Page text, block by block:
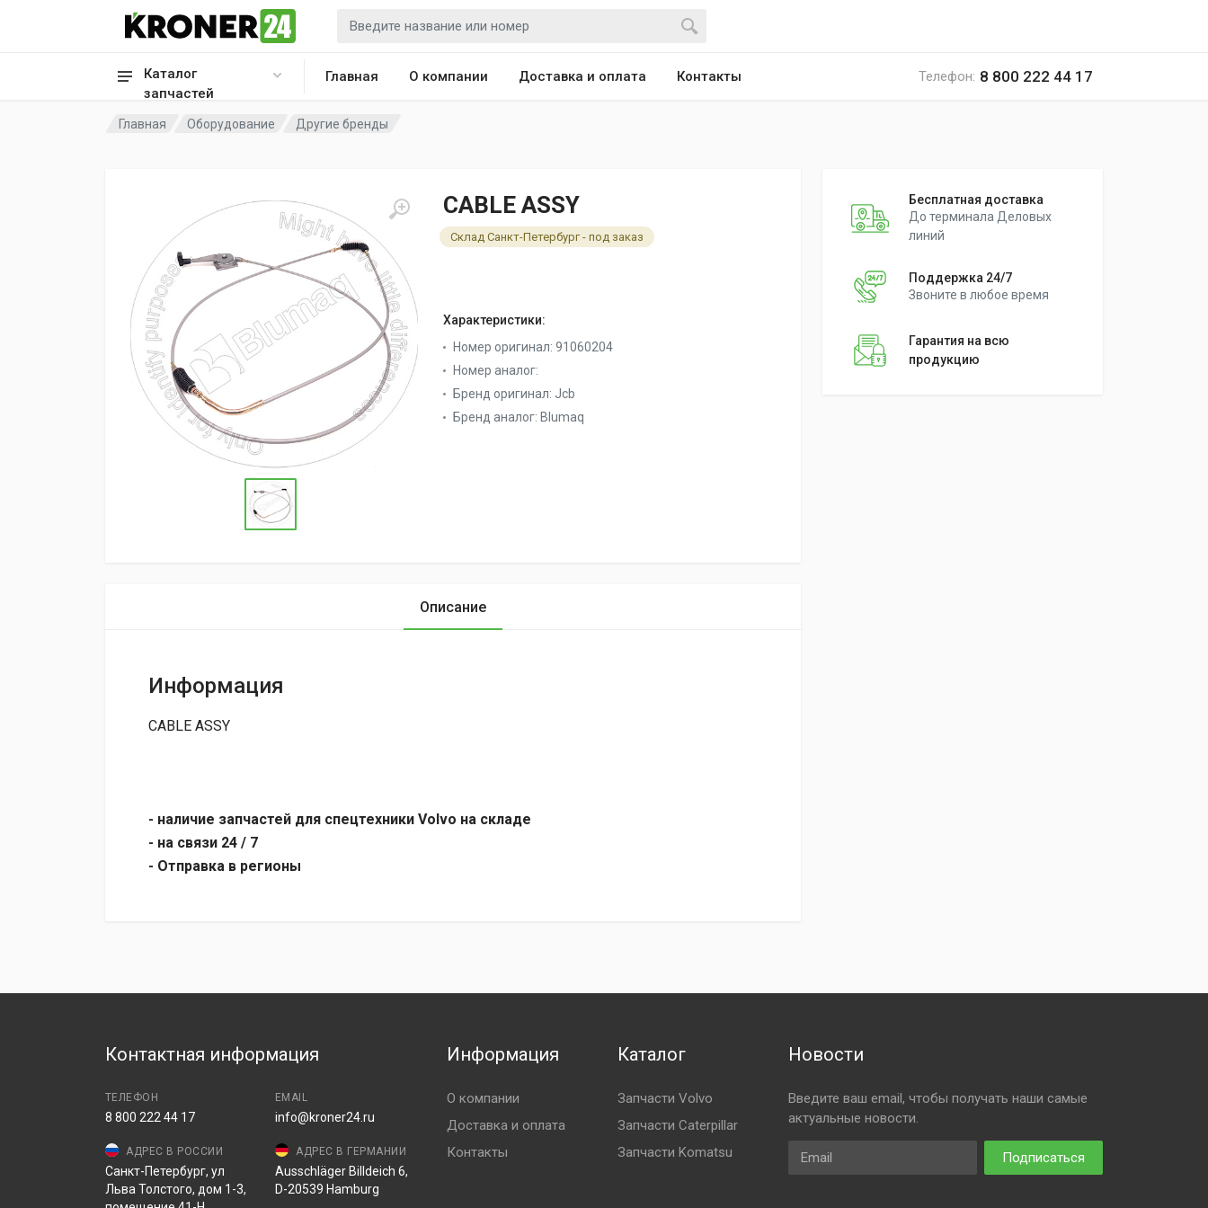
Каталог
запчастей
Главная О компании Доставка и оплата Контакты Телефон: 8 800 222 44 17
Главная Оборудование Другие бренды
CABLE ASSY
Склад Санкт-Петербург - под заказ
Характеристики:
Номер оригинал: 91060204
Номер аналог:
Бренд оригинал: Jcb
Бренд аналог: Blumaq
Бесплатная доставка
До терминала Деловых
линий
Поддержка 24/7
Звоните в любое время
Гарантия на всю
продукцию
Описание
Информация
CABLE ASSY
- наличие запчастей для спецтехники Volvo на складе
- на связи 24 / 7
- Отправка в регионы
Контактная информация
ТЕЛЕФОН
8 800 222 44 17
EMAIL
info@kroner24.ru
АДРЕС В РОССИИ
Санкт-Петербург, ул
Льва Толстого, дом 1-3,
АДРЕС В ГЕРМАНИИ
Ausschläger Billdeich 6,
D-20539 Hamburg
Информация
О компании
Доставка и оплата
Контакты
Каталог
Запчасти Volvo
Запчасти Caterpillar
Запчасти Komatsu
Новости
Введите ваш email, чтобы получать наши самые
актуальные новости.
Email
Подписаться